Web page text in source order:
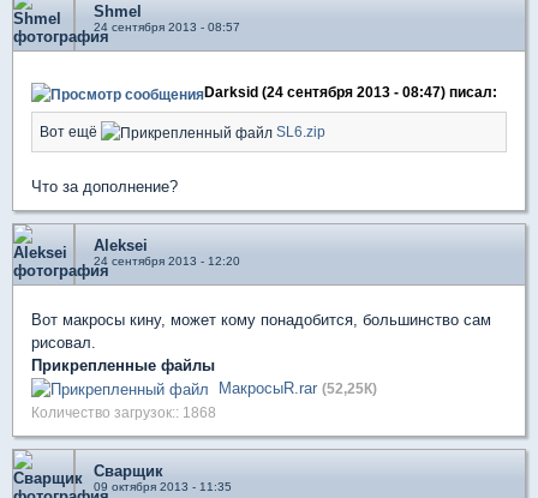
Shmel
24 сентября 2013 - 08:57
Darksid (24 сентября 2013 - 08:47) писал:
Вот ещё SL6.zip
Что за дополнение?
Aleksei
24 сентября 2013 - 12:20
Вот макросы кину, может кому понадобится, большинство сам
рисовал.
Прикрепленные файлы
МакросыR.rar (52,25К)
Количество загрузок:: 1868
Сварщик
09 октября 2013 - 11:35